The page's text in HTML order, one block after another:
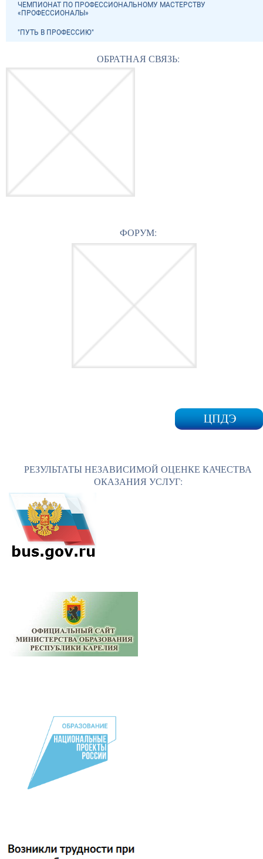
ЧЕМПИОНАТ ПО ПРОФЕССИОНАЛЬНОМУ МАСТЕРСТВУ
«ПРОФЕССИОНАЛЫ»
"ПУТЬ В ПРОФЕССИЮ"
ОБРАТНАЯ СВЯЗЬ:
ФОРУМ:
РЕЗУЛЬТАТЫ НЕЗАВИСИМОЙ ОЦЕНКЕ КАЧЕСТВА
ОКАЗАНИЯ УСЛУГ: